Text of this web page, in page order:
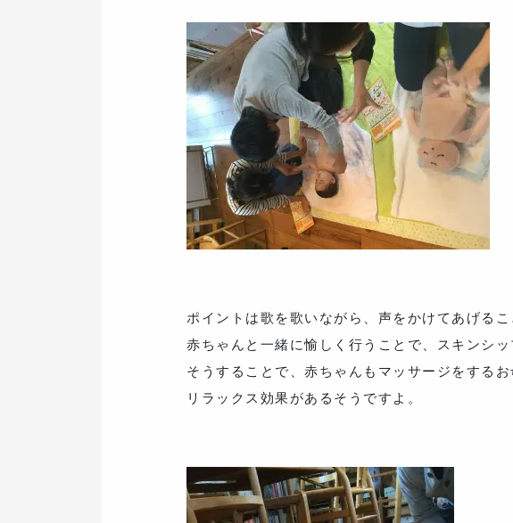
ポイントは歌を歌いながら、声をかけてあげるこ
赤ちゃんと一緒に愉しく行うことで、スキンシ
そうすることで、赤ちゃんもマッサージをする
リラックス効果があるそうですよ。